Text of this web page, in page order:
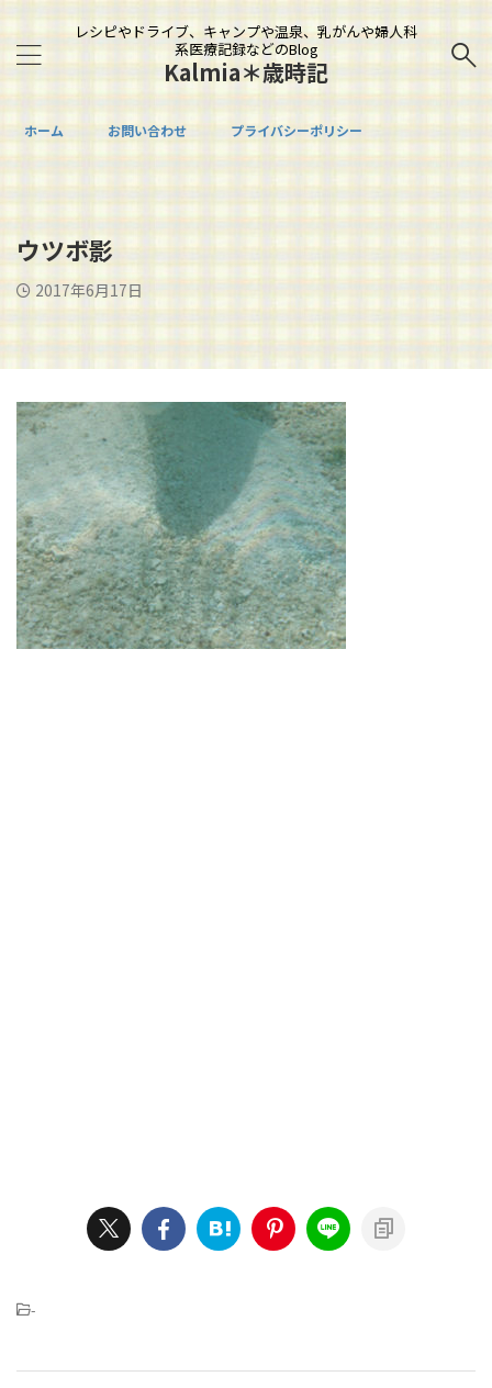
レシピやドライブ、キャンプや温泉、乳がんや婦人科
系医療記録などのBlog
Kalmia＊歳時記
ホーム お問い合わせ プライバシーポリシー
ウツボ影
2017年6月17日
-